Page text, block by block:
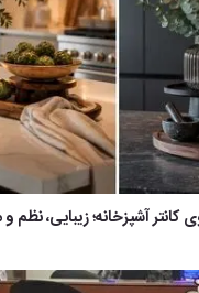
آشپزخانه؛ زیبایی، نظم